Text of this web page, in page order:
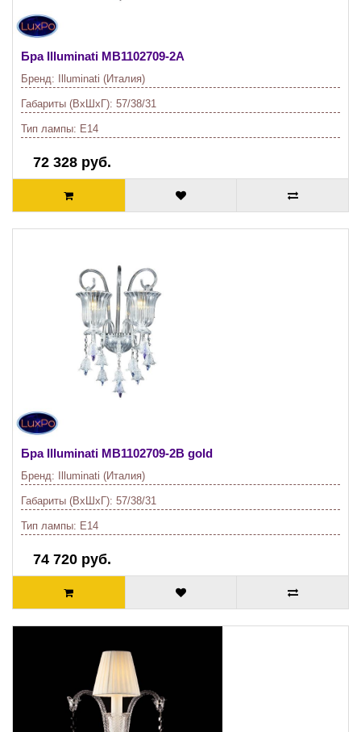
Бра Illuminati MB1102709-2A
Бренд: Illuminati (Италия)
Габариты (ВхШхГ): 57/38/31
Тип лампы: E14
72 328 руб.
Бра Illuminati MB1102709-2B gold
Бренд: Illuminati (Италия)
Габариты (ВхШхГ): 57/38/31
Тип лампы: E14
74 720 руб.